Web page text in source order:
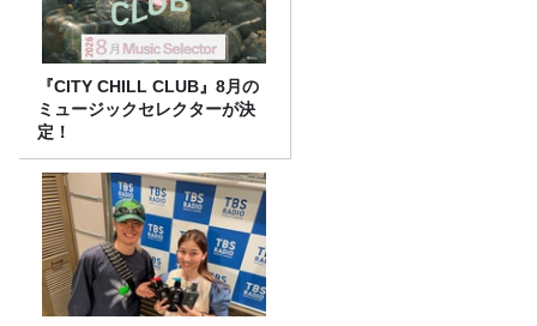
『CITY CHILL CLUB』8月の
ミュージックセレクターが決
定！